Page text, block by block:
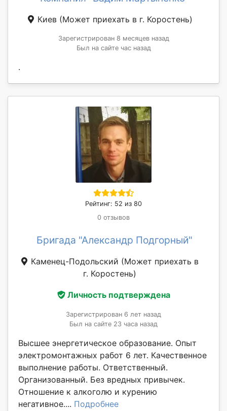
Киев (Может приехать в г. Коростень)
Зарегистрирован 8 месяцев назад
Был на сайте час назад
.
Рейтинг: 52 из 80
0 отзывов
Бригада "Александр Подгорный"
Каменец-Подольский (Может приехать в
г. Коростень)
Личность подтверждена
Зарегистрирован 6 лет назад
Был на сайте 23 часа назад
Высшее энергетическое образование. Опыт
электромонтажных работ 6 лет. Качественное
выполнение работы. Ответственный.
Организованный. Без вредных привычек.
Отношение к алкоголю и курению
негативное.... Подробнее